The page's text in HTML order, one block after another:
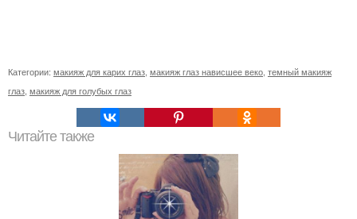
Категории: макияж для карих глаз макияж глаз нависшее веко темный макияж
глаз макияж для голубых глаз
Читайте также